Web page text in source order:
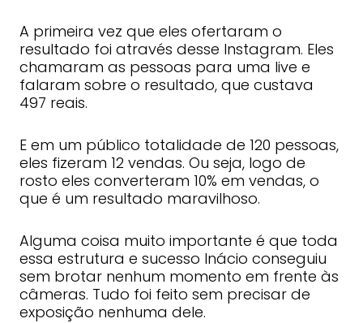
A primeira vez que eles ofertaram o
resultado foi através desse Instagram. Eles
chamaram as pessoas para uma live e
falaram sobre o resultado, que custava
497 reais.
E em um público totalidade de 120 pessoas,
eles fizeram 12 vendas. Ou seja, logo de
rosto eles converteram 10% em vendas, o
que é um resultado maravilhoso.
Alguma coisa muito importante é que toda
essa estrutura e sucesso Inácio conseguiu
sem brotar nenhum momento em frente às
câmeras. Tudo foi feito sem precisar de
exposição nenhuma dele.